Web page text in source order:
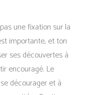
une fixation sur la
importante, et ton
ses découvertes à
encouragé. Le
décourager et à